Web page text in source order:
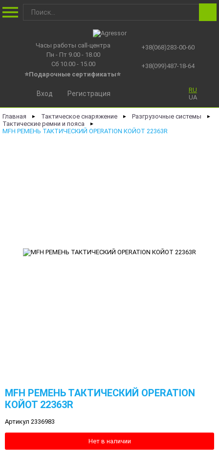
Часы работы call-центра
Пн - Пт 9.00 - 18.00
Сб 10.00 - 15.00
⭐Подарочные сертификаты⭐
+38(068)283-00-60
+38(099)487-18-64
RU
UA
Вход Регистрация
Главная ► Тактическое снаряжение ► Разгрузочные системы ►
Тактические ремни и пояса ►
MFH РЕМЕНЬ ТАКТИЧЕСКИЙ OPERATION КОЙОТ 22363R
MFH РЕМЕНЬ ТАКТИЧЕСКИЙ OPERATION
КОЙОТ 22363R
Артикул 2336983
Нет в наличии